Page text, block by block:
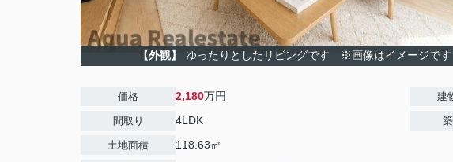
【外観】 ゆったりとしたリビングです ※画像はイメージです
価格 2,180万円
間取り 4LDK
土地面積 118.63㎡
建